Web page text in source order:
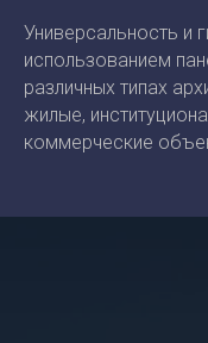
Универсальность и
использованием
различных типах
жилые,
коммерческие